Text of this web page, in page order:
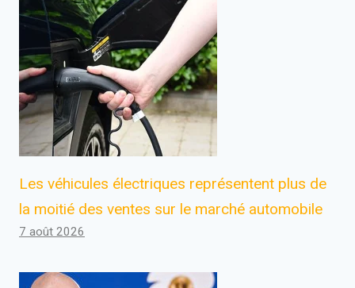
Les véhicules électriques représentent plus de
la moitié des ventes sur le marché automobile
7 août 2026